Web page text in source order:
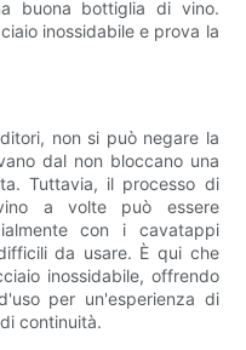
buona bottiglia di vino.
inossidabile e prova la
non si può negare la
dal non bloccano una
Tuttavia, il processo di
a volte può essere
con i cavatappi
da usare. È qui che
inossidabile, offrendo
per un'esperienza di
continuità.